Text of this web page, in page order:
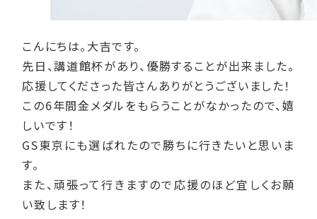
こんにちは。大吉です。
先日、講道館杯があり、優勝することが出来ました。
応援してくださった皆さんありがとうございました！
この6年間金メダルをもらうことがなかったので、嬉
しいです！
GS東京にも選ばれたので勝ちに行きたいと思いま
す。
また、頑張って行きますので応援のほど宜しくお願
い致します！